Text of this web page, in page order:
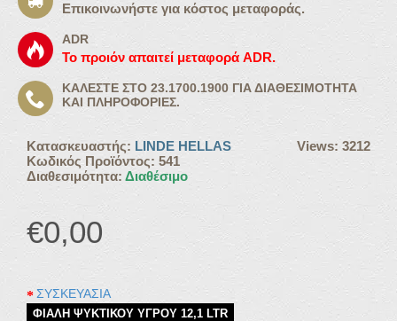
Επικοινωνήστε για κόστος μεταφοράς.
ADR
Το προιόν απαιτεί μεταφορά ADR.
ΚΑΛΈΣΤΕ ΣΤΟ 23.1700.1900 ΓΙΑ ΔΙΑΘΕΣΙΜΌΤΗΤΑ
ΚΑΙ ΠΛΗΡΟΦΟΡΊΕΣ.
Views: 3212
Κατασκευαστής: LINDE HELLAS
Κωδικός Προϊόντος: 541
Διαθεσιμότητα: Διαθέσιμο
€0,00
ΣΥΣΚΕΥΑΣΙΑ
ΦΙΑΛΗ ΨΥΚΤΙΚΟΥ ΥΓΡΟΥ 12,1 LTR